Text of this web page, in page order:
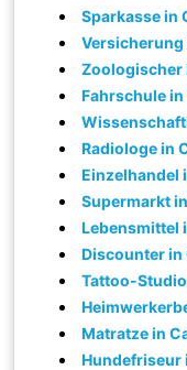
Sparkasse in
Zoologischer
Fahrschule
Radiologe in
Einzelhandel
Supermarkt
Lebensmittel
Discounter in
Tattoo-
Matratze in
Hundefriseur